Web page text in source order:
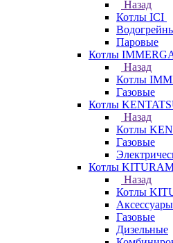
Назад
Котлы ICI
Паровые
Котлы
Назад
Котлы
Газовые
Котлы
Назад
Котлы
Газовые
Котлы
Назад
Котлы
Аксессуары
Газовые
Дизельные